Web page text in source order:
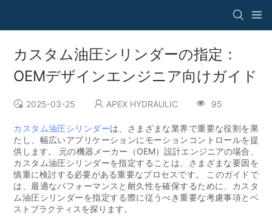
カスタム油圧シリンダーの指定：
OEMデザインエンジニア向けガイド
2025-03-25 APEX HYDRAULIC 95
カスタム油圧シリンダーは、さまざまな業界で重要な役割を果
たし、幅広いアプリケーションにモーションコントロールを提
供します。 元の機器メーカー（OEM）設計エンジニアの場合、
カスタム油圧シリンダーを指定することは、さまざまな要因を
慎重に検討する必要がある重要なプロセスです。 このガイドで
は、最適なパフォーマンスと耐久性を確保するために、カスタ
ム油圧シリンダーを指定する際に従うべき重要な考慮事項とベ
ストプラクティスを探ります。